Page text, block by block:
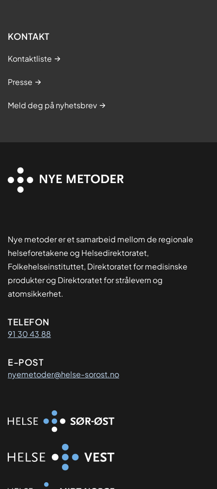
KONTAKT
Kontaktliste
Presse
Meld deg på nyhetsbrev
Nye metoder er et samarbeid mellom de regionale
helseforetakene og Helsedirektoratet,
Folkehelseinstituttet, Direktoratet for medisinske
produkter og Direktoratet for strålevern og
atomsikkerhet.
Kontaktinformasjon
TELEFON
91 30 43 88
E-POST
nyemetoder@helse-sorost.no
Organisasjon